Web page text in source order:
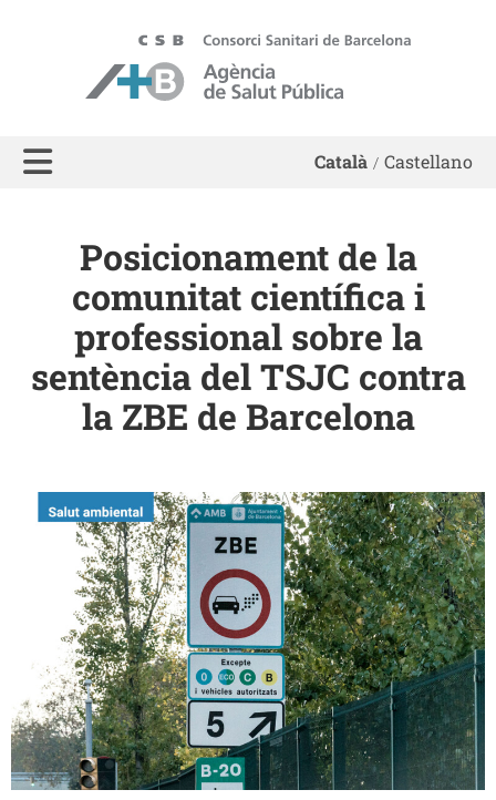
ASPB - Agència de Salut Pública de Barcelona
Català Castellano
Posicionament de la
comunitat científica i
professional sobre la
sentència del TSJC contra
la ZBE de Barcelona